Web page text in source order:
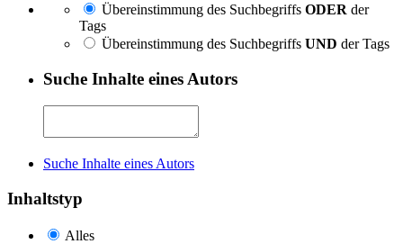
Übereinstimmung des Suchbegriffs ODER der
Tags
Übereinstimmung des Suchbegriffs UND der Tags
Suche Inhalte eines Autors
Suche Inhalte eines Autors
Inhaltstyp
Alles